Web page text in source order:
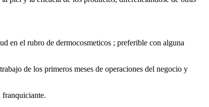
en el rubro de dermocosmeticos ; preferible con alguna
de los primeros meses de operaciones del negocio y